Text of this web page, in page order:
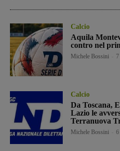
Calcio
Aquila
contro nel
Michele Bossini
Calcio
Da Toscana,
Lazio le
Terranuova
Michele Bossini